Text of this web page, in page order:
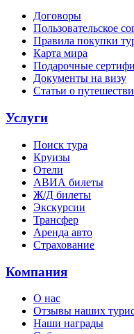
Договоры
Пользовательское
Правила покупки
Карта мира
Подарочные
Документы на визу
Статьи о
Услуги
Поиск тура
Круизы
Отели
АВИА билеты
Ж/Д билеты
Экскурсии
Трансфер
Аренда авто
Страхование
Компания
О нас
Отзывы наших
Наши награды